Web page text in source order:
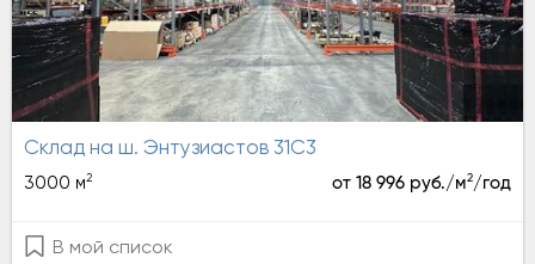
Склад на ш. Энтузиастов 31С3
3000 м2 от 18 996 руб./м2/год
В мой список